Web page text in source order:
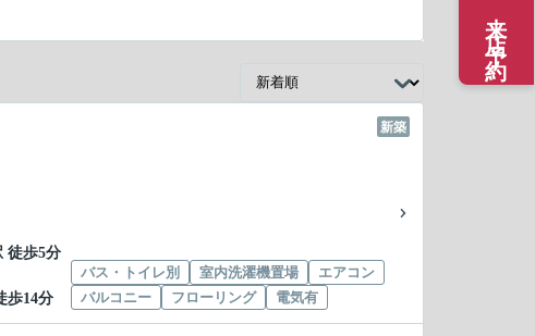
新築
徒歩5分
歩14分
バス・トイレ別 室内洗濯機置場
エアコン
バルコニー
フローリング 電気有
来店予約